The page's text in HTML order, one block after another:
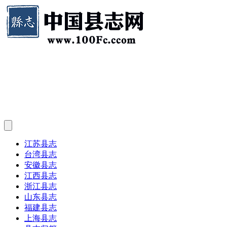
江苏县志
台湾县志
安徽县志
江西县志
浙江县志
山东县志
福建县志
上海县志